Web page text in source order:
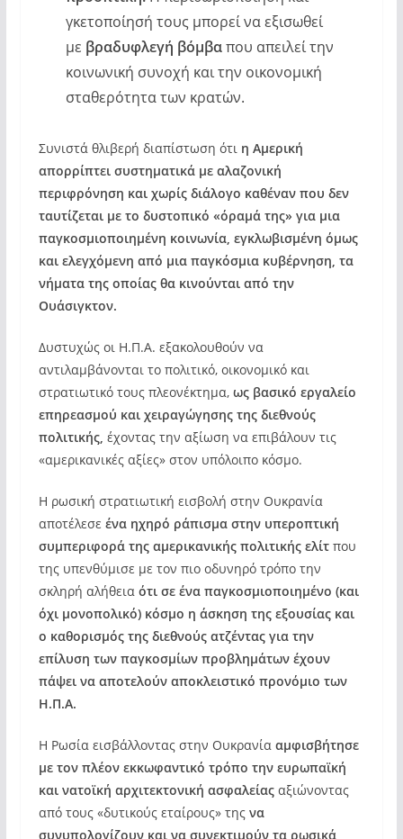
γκετοποίησή τους μπορεί να εξισωθεί
με βραδυφλεγή βόμβαπου απειλεί την
κοινωνική συνοχή και την οικονομική
σταθερότητα των κρατών.
Συνιστά θλιβερή διαπίστωση ότι η Αμερική
απορρίπτει συστηματικά με αλαζονική
περιφρόνηση και χωρίς διάλογο καθέναν που δεν
ταυτίζεται με το δυστοπικό «όραμά της» για μια
παγκοσμιοποιημένη κοινωνία, εγκλωβισμένη όμως
και ελεγχόμενη από μια παγκόσμια κυβέρνηση, τα
νήματα της οποίας θα κινούνται από την
Ουάσιγκτον.
Δυστυχώς οι Η.Π.Α. εξακολουθούν να
αντιλαμβάνονται το πολιτικό, οικονομικό και
στρατιωτικό τους πλεονέκτημα, ως βασικό εργαλείο
επηρεασμού και χειραγώγησης της διεθνούς
πολιτικής, έχοντας την αξίωση να επιβάλουν τις
«αμερικανικές αξίες» στον υπόλοιπο κόσμο.
Η ρωσική στρατιωτική εισβολή στην Ουκρανία
αποτέλεσε ένα ηχηρό ράπισμα στην υπεροπτική
συμπεριφορά της αμερικανικής πολιτικής ελίτπου
της υπενθύμισε με τον πιο οδυνηρό τρόπο την
σκληρή αλήθεια ότι σε ένα παγκοσμιοποιημένο (και
όχι μονοπολικό) κόσμο η άσκηση της εξουσίας και
ο καθορισμός της διεθνούς ατζέντας για την
επίλυση των παγκοσμίων προβλημάτων έχουν
πάψει να αποτελούν αποκλειστικό προνόμιο των
Η.Π.Α.
Η Ρωσία εισβάλλοντας στην Ουκρανία αμφισβήτησε
με τον πλέον εκκωφαντικό τρόπο την ευρωπαϊκή
και νατοϊκή αρχιτεκτονική ασφαλείαςαξιώνοντας
από τους «δυτικούς εταίρους» της να
συνυπολογίζουν και να συνεκτιμούν τα ρωσικά